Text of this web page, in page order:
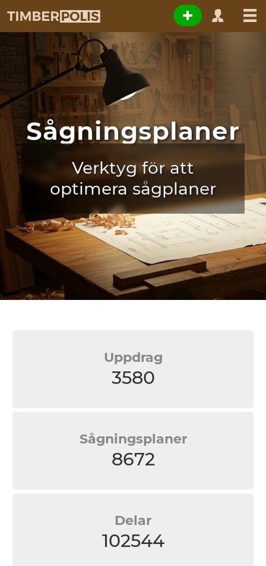
Sågningsplaner
Verktyg för att
optimera sågplaner
Uppdrag
3580
Sågningsplaner
8672
Delar
102544